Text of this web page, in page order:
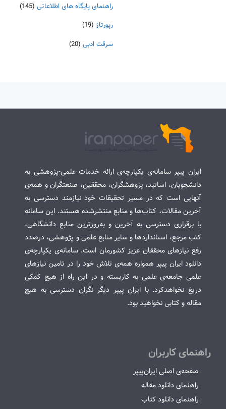
راهنمای پایگاه های اطلاعاتی (145)
رپورتاژ (19)
سرقت ادبی (20)
ایران پیپر سامانه‌ی یکپارچه‌ی ارائه خدمات علمی-پژوهشی به
دانشجویان، اساتید، پژوهشگران، محققین، صنعتگران و همه‌ی
آنهایی است که در مسیر تحقیقات خود نیازمند دسترسی به
آخرین مقالات، کتاب‌ها و منابع منتشرشده هستند. این سامانه
با برقراری دسترسی به آخرین و به‌روزترین منابع دانشگاهی،
کتب مرجع، استانداردها و سایر منابع علمی و پژوهشی، درصدد
رفع نیازهای محققان عزیز کشورمان است. سامانه‌ی یکپارچه‌ی
دانلود ایران پیپر همواره همه‌ی تلاش خود را در تامین نیازهای
علمی جامعه‌ی علمی به کاربسته و در این راه از هیچ کمکی
دریغ نخواهدکرد. با ایران پیپر دیگر نگران دسترسی به هیچ
مقاله و کتابی نخواهید بود.
راهنمای کاربران
صفحه‌ی اصلی ایران‌پیپر
راهنمای دانلود مقاله
راهنمای دانلود کتاب